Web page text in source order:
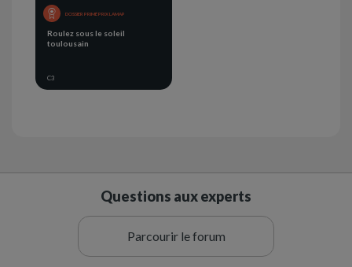
DOSSIER PRIMÉ PRIX LAMAP
Roulez sous le soleil
toulousain
C3
Questions aux experts
Parcourir le forum